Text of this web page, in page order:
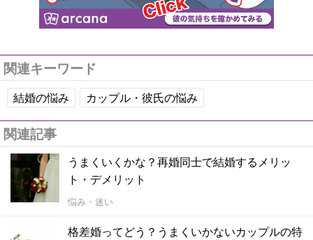
関連キーワード
結婚の悩み カップル・彼氏の悩み
関連記事
うまくいくかな？再婚同士で結婚するメリッ
ト・デメリット
悩み・迷い
格差婚ってどう？うまくいかないカップルの特